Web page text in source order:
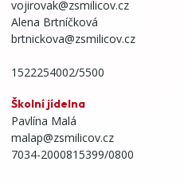
vojirovak@zsmilicov.cz
Alena Brtníčková
brtnickova@zsmilicov.cz
1522254002/5500
Školní jídelna
Pavlína Malá
malap@zsmilicov.cz
7034-2000815399/0800